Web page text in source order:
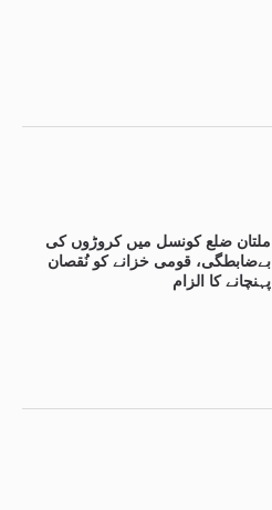
ملتان ضلع کونسل میں کروڑوں کی
بےضابطگی، قومی خزانے کو نُقصان
پہنچانے کا الزام